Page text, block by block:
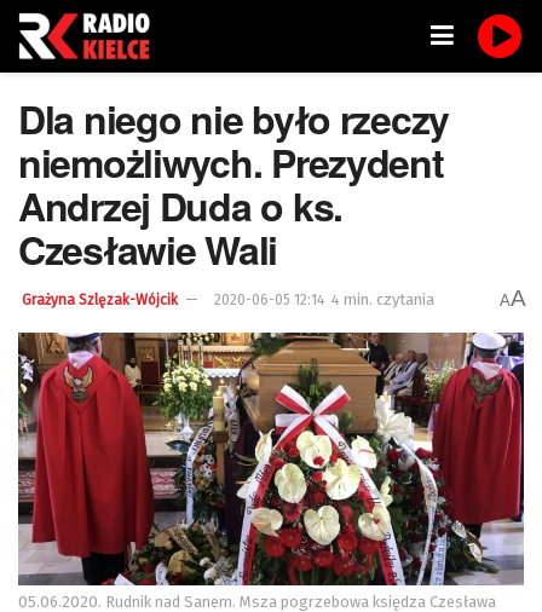
Dla niego nie było rzeczy
niemożliwych. Prezydent
Andrzej Duda o ks.
Czesławie Wali
Grażyna Szlęzak-Wójcik 2020-06-05 12:14 4 min. czytania AA
05.06.2020. Rudnik nad Sanem. Msza pogrzebowa księdza Czesława